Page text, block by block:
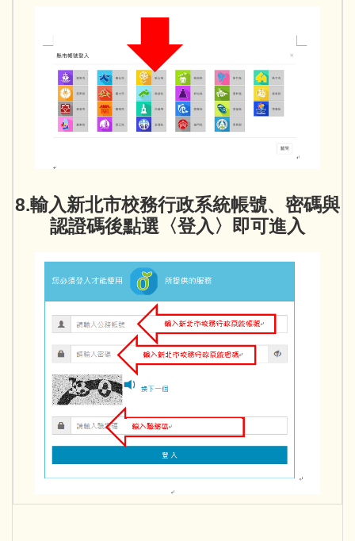
8.輸入新北市校務行政系統帳號、密碼與
認證碼後點選〈登入〉即可進入